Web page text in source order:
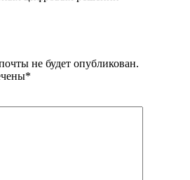
не будет опубликован.
*